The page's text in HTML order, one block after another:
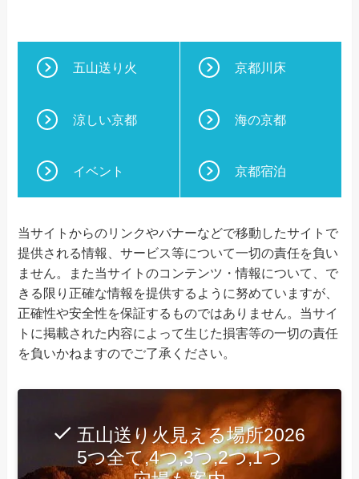
五山送り火 京都川床
涼しい京都 海の京都
イベント 京都宿泊
当サイトからのリンクやバナーなどで移動したサイトで
提供される情報、サービス等について一切の責任を負い
ません。また当サイトのコンテンツ・情報について、で
きる限り正確な情報を提供するように努めていますが、
正確性や安全性を保証するものではありません。当サイ
トに掲載された内容によって生じた損害等の一切の責任
を負いかねますのでご了承ください。
五山送り火見える場所2026
5つ全て,4つ,3つ,2つ,1つ